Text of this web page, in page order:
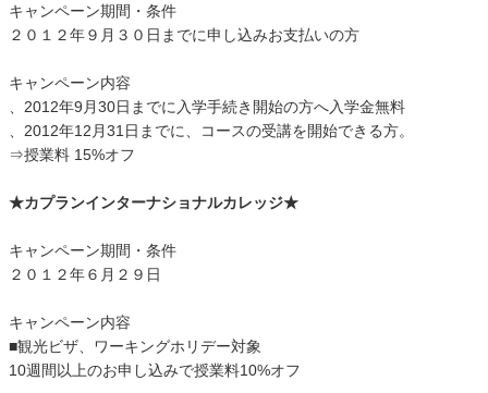
キャンペーン期間・条件
２０１２年９月３０日までに申し込みお支払いの方
キャンペーン内容
、2012年9月30日までに入学手続き開始の方へ入学金無料
、2012年12月31日までに、コースの受講を開始できる方。
⇒授業料 15%オフ
★カプランインターナショナルカレッジ★
キャンペーン期間・条件
２０１２年６月２９日
キャンペーン内容
■観光ビザ、ワーキングホリデー対象
10週間以上のお申し込みで授業料10%オフ